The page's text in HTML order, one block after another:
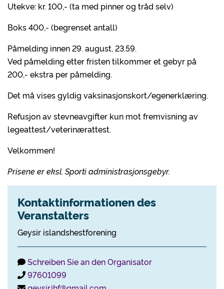
Utekve: kr. 100,- (ta med pinner og tråd selv)
Boks 400,- (begrenset antall)
Påmelding innen 29. august, 23.59.
Ved påmelding etter fristen tilkommer et gebyr på
200,- ekstra per påmelding.
Det må vises gyldig vaksinasjonskort/egenerklæring.
Refusjon av stevneavgifter kun mot fremvisning av
legeattest/veterinærattest.
Velkommen!
Prisene er eksl. Sporti administrasjonsgebyr.
Kontaktinformationen des
Veranstalters
Geysir islandshestforening
Schreiben Sie an den Organisator
97601099